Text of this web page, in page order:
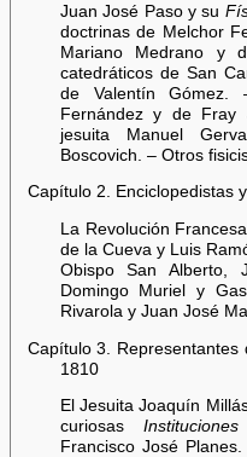
Juan José Paso y su
doctrinas de Melchor
Mariano Medrano y
catedráticos de San
de Valentín
Fernández y de Fray
jesuita Manuel
Boscovich. – Otros
Capítulo 2. Enciclopedistas
La Revolución
de la Cueva y Luis
Obispo San Alberto,
Domingo Muriel y
Rivarola y Juan José
Capítulo 3. Representantes
1810
El Jesuita Joaquín
curiosas
Francisco José